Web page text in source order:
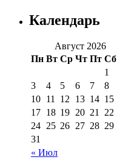
Календарь
Август 2026
Пн Вт Ср Чт Пт Сб
« Июл
1
3
4 5 6 7 8
10 11 12 13 14 15
17 18 19 20 21 22
24 25 26 27 28 29
31